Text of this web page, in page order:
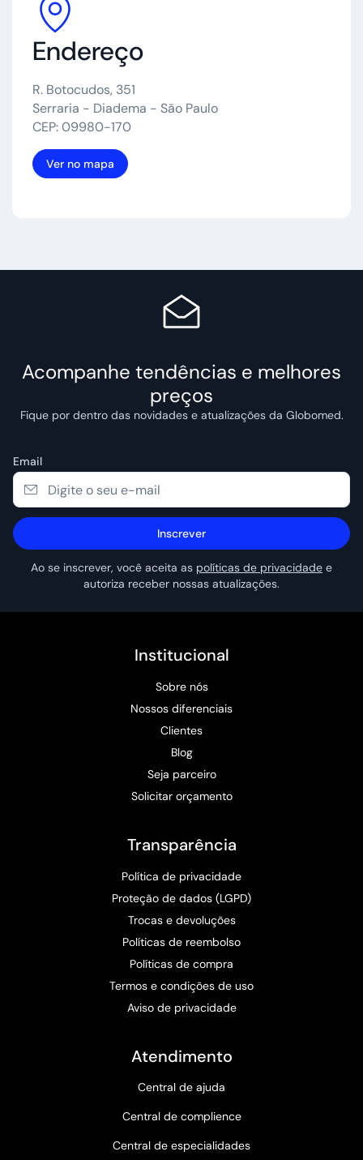
Endereço
R. Botocudos, 351
Serraria - Diadema - São Paulo
CEP: 09980-170
Ver no mapa
Acompanhe tendências e melhores
preços
Fique por dentro das novidades e atualizações da Globomed.
Email
Inscrever
Ao se inscrever, você aceita as políticas de privacidade e
autoriza receber nossas atualizações.
Institucional
Sobre nós
Nossos diferenciais
Clientes
Blog
Seja parceiro
Solicitar orçamento
Transparência
Política de privacidade
Proteção de dados (LGPD)
Trocas e devoluções
Políticas de reembolso
Políticas de compra
Termos e condições de uso
Aviso de privacidade
Atendimento
Central de ajuda
Central de complience
Central de especialidades